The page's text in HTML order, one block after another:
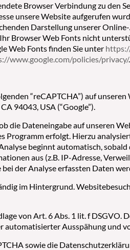
Browser Verbindung zu den
unsere Website aufgerufen
Darstellung unserer
Browser Web Fonts nicht
Web Fonts finden Sie unter
www.google.com/policies/privacy/.
“reCAPTCHA”) auf
94043, USA (“Google”).
die Dateneingabe auf unseren
Programm erfolgt. Hierzu
beginnt automatisch,
aus (z.B. IP-Adresse,
der Analyse erfassten Daten
im Hintergrund.
von Art. 6 Abs. 1 lit. f DSGVO.
automatisierter Ausspähung und
sowie die